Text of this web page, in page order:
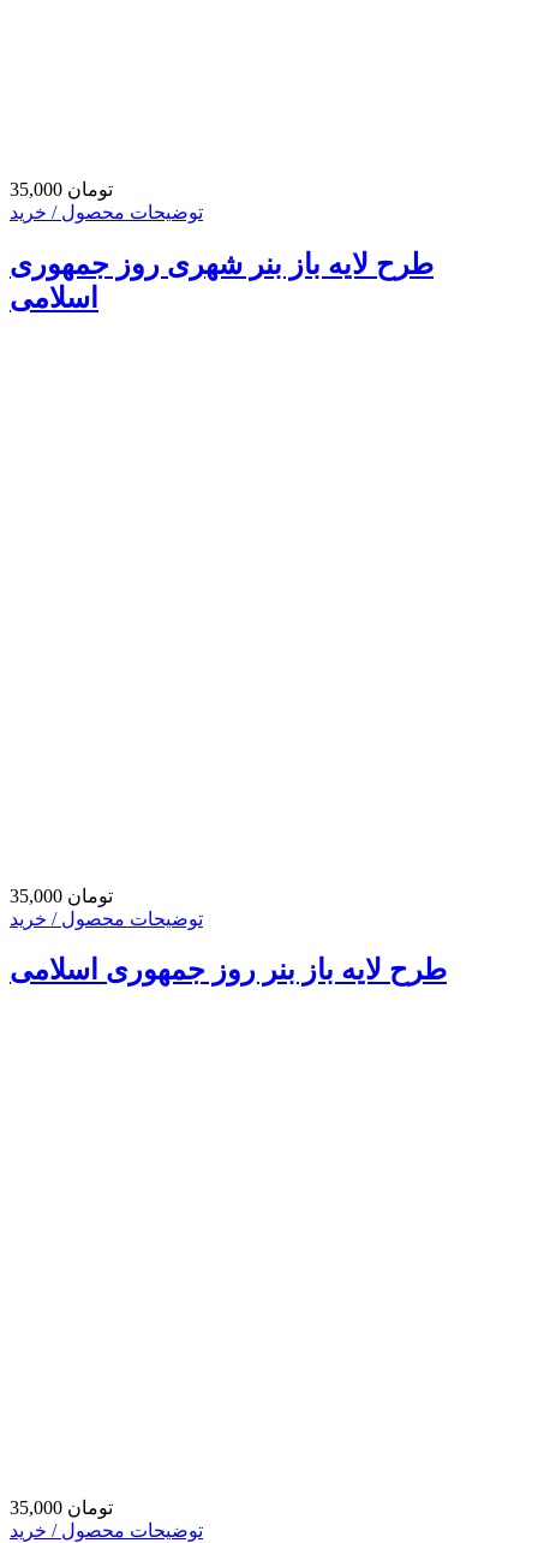
35,000 تومان
توضیحات محصول / خرید
طرح لایه باز بنر شهری روز جمهوری
اسلامی
35,000 تومان
توضیحات محصول / خرید
طرح لایه باز بنر روز جمهوری اسلامی
35,000 تومان
توضیحات محصول / خرید